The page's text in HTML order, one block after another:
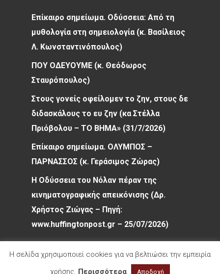
Επίκαιρο σημείωμα. Οδύσσεια: Από τη
μυθολογία στη σημειολογία (κ. Βασίλειος
Λ. Κωνσταντινόπουλος)
ΠΟΥ ΟΔΕΥΟΥΜΕ (κ. Θεόδωρος
Σταυρόπουλος)
Στους γονείς οφείλομεν το ζην, στους δε
διδασκάλους το ευ ζην (κα Στέλλα
Πριόβολου – ΤΟ ΒΗΜΑ» (31/7/2026)
Επίκαιρο σημείωμα. ΟΛΥΜΠΟΣ –
ΠΑΡΝΑΣΣΟΣ (κ. Γεράσιμος Ζώρας)
Η Οδύσσεια του Νόλαν πέραν της
κινηματογραφικής απεικόνισης (Δρ.
Χρήστος Ζιώγας – Πηγή:
www.huffingtonpost.gr – 25/07/2026)
Η σελίδα χρησιμοποιεί cookies για να βελτιώσει την εμπειρία
χρήσης. Περισσότερα Αποδοχή